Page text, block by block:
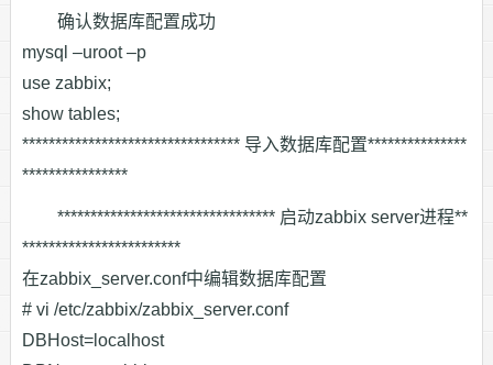
确认数据库配置成功
mysql –uroot –p
use zabbix;
show tables;
********************************* 导入数据库配置***************
****************
********************************* 启动zabbix server进程**
************************
在zabbix_server.conf中编辑数据库配置
# vi /etc/zabbix/zabbix_server.conf
DBHost=localhost